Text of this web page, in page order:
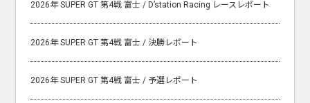
2026年 SUPER GT 第4戦 富士 / D’station Racing レースレポート
2026年 SUPER GT 第4戦 富士 / 決勝レポート
2026年 SUPER GT 第4戦 富士 / 予選レポート